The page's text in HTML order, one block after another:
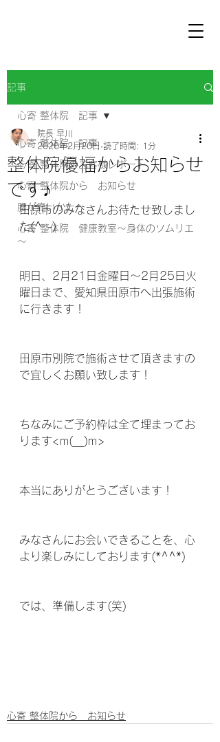
記事
心寄 整体院 記事
心寄 整体院のお客様レポート
心寄 整体院から お知らせ
腰が痛いかたへ
心寄 整体院 健康教室～身体のソムリエ
～
心寄 整体院 記事
整体院優福からお知らせ
です♪
院長 早川
2020年2月20日 読了時間: 1分
田原市のみなさんお待たせ致しまし
た(^_-)
明日、2月21日金曜日～2月25日火
曜日まで、愛知県田原市へ出張施術
に行きます！
田原市別院で施術させて頂きますの
で宜しくお願い致します！
ちなみにご予約枠は全て埋まってお
ります<m(__)m>
本当にありがとうございます！
みなさんにお会いできることを、心
より楽しみにしております(*^^*)
では、準備します(笑)
心寄 整体院から お知らせ